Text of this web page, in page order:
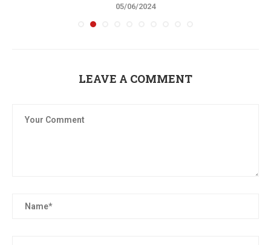
05/06/2024
LEAVE A COMMENT